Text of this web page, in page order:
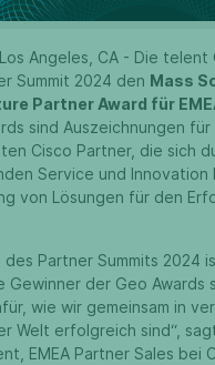
Angeles, CA - Die telent
Summit 2024 den Mass
Partner Award für
sind Auszeichnungen für
Cisco Partner, die sich
Service und Innovation
von Lösungen für den
des Partner Summits 2024
Gewinner der Geo Awards
wie wir gemeinsam in
Welt erfolgreich sind“,
EMEA Partner Sales bei